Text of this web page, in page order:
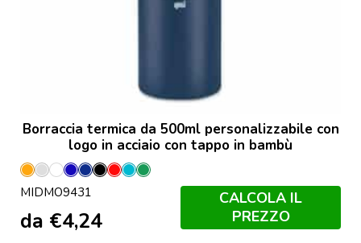
Borraccia termica da 500ml personalizzabile con
logo in acciaio con tappo in bambù
Arancio
Argento
Opaco
Bianco
BluFrancese
Navy
NeroRosso
Turchese
Verde
MIDMO9431
da €4,24
CALCOLA IL
PREZZO